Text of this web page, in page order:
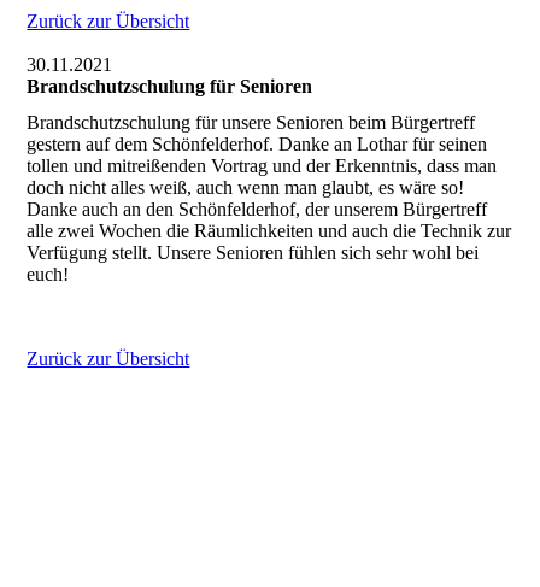
Zurück zur Übersicht
30.11.2021
Brandschutzschulung für Senioren
Brandschutzschulung für unsere Senioren beim Bürgertreff
gestern auf dem Schönfelderhof. Danke an Lothar für seinen
tollen und mitreißenden Vortrag und der Erkenntnis, dass man
doch nicht alles weiß, auch wenn man glaubt, es wäre so!
Danke auch an den Schönfelderhof, der unserem Bürgertreff
alle zwei Wochen die Räumlichkeiten und auch die Technik zur
Verfügung stellt. Unsere Senioren fühlen sich sehr wohl bei
euch!
Zurück zur Übersicht